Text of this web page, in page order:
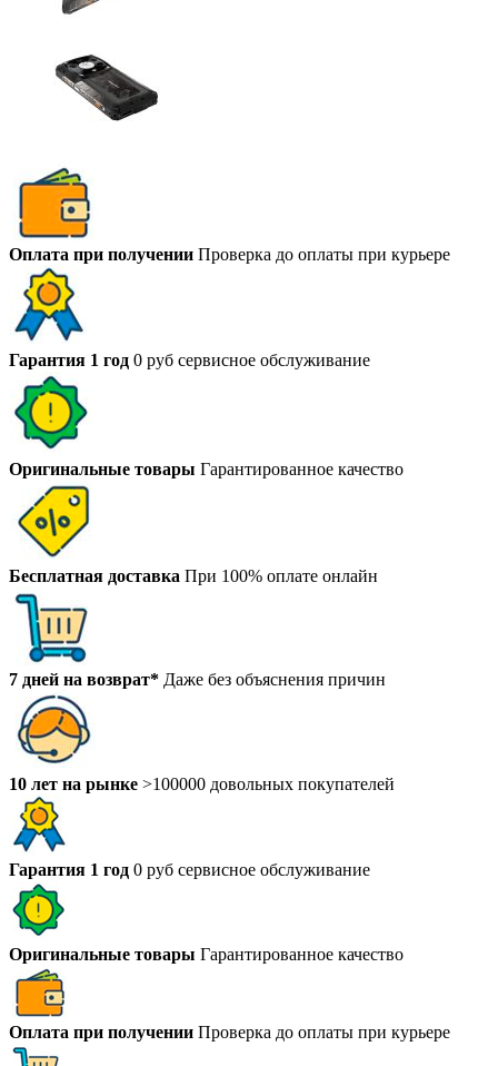
Оплата при получении Проверка до оплаты при курьере
Гарантия 1 год 0 руб сервисное обслуживание
Оригинальные товары Гарантированное качество
Бесплатная доставка При 100% оплате онлайн
7 дней на возврат* Даже без объяснения причин
10 лет на рынке >100000 довольных покупателей
Гарантия 1 год 0 руб сервисное обслуживание
Оригинальные товары Гарантированное качество
Оплата при получении Проверка до оплаты при курьере